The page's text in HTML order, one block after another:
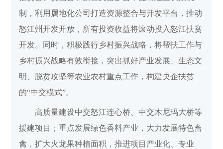
制，利用属地化公司打造资源整合与开发平台，推动
怒江州开发开放，所有投资收益将滚动投入怒江扶贫
开发。同时，积极践行乡村振兴战略，将帮扶工作与
乡村振兴战略有效衔接，突出抓好产业发展、生态文
明、脱贫攻坚等农业农村重点工作，构建央企扶贫
的“中交模式”。
高质量建设中交怒江连心桥、中交木尼玛大桥等
援建项目；重点发展绿色香料产业，大力发展特色畜
禽，扩大火龙果种植面积，推进项目产业化、专业